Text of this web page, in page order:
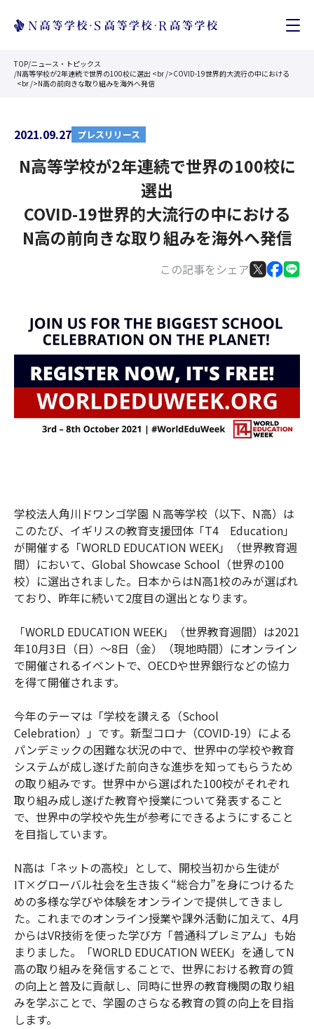
TOP/ニュース・トピックス
/N高等学校が2年連続で世界の100校に選出 <br />COVID-19世界的大流行の中における
<br />N高の前向きな取り組みを海外へ発信
2021.09.27 プレスリリース
この記事をシェア
N高等学校が2年連続で世界の100校に
選出
COVID-19世界的大流行の中における
N高の前向きな取り組みを海外へ発信
学校法人角川ドワンゴ学園 Ｎ高等学校（以下、N高）は
このたび、イギリスの教育支援団体「T4 Education」
が開催する「WORLD EDUCATION WEEK」（世界教育週
間）において、Global Showcase School（世界の100
校）に選出されました。日本からはN高1校のみが選ばれ
ており、昨年に続いて2度目の選出となります。
「WORLD EDUCATION WEEK」（世界教育週間）は2021
年10月3日（日）～8日（金）（現地時間）にオンライン
で開催されるイベントで、OECDや世界銀行などの協力
を得て開催されます。
今年のテーマは「学校を讃える（School
Celebration）」です。新型コロナ（COVID-19）による
パンデミックの困難な状況の中で、世界中の学校や教育
システムが成し遂げた前向きな進歩を知ってもらうため
の取り組みです。世界中から選ばれた100校がそれぞれ
取り組み成し遂げた教育や授業について発表すること
で、世界中の学校や先生が参考にできるようにすること
を目指しています。
N高は「ネットの高校」として、開校当初から生徒が
IT×グローバル社会を生き抜く“総合力”を身につけるた
めの多様な学びや体験をオンラインで提供してきまし
た。これまでのオンライン授業や課外活動に加えて、4月
からはVR技術を使った学び方「普通科プレミアム」も始
まりました。「WORLD EDUCATION WEEK」を通してN
高の取り組みを発信することで、世界における教育の質
の向上と普及に貢献し、同時に世界の教育機関の取り組
みを学ぶことで、学園のさらなる教育の質の向上を目指
します。